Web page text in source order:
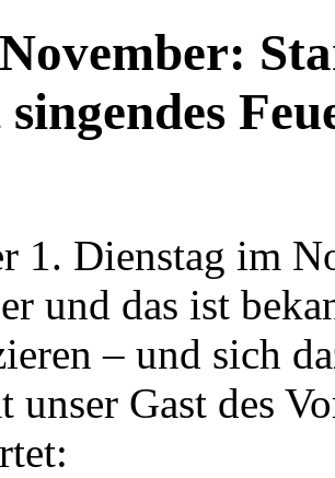
1. Dienstag im
und das ist
– und sich
unser Gast des